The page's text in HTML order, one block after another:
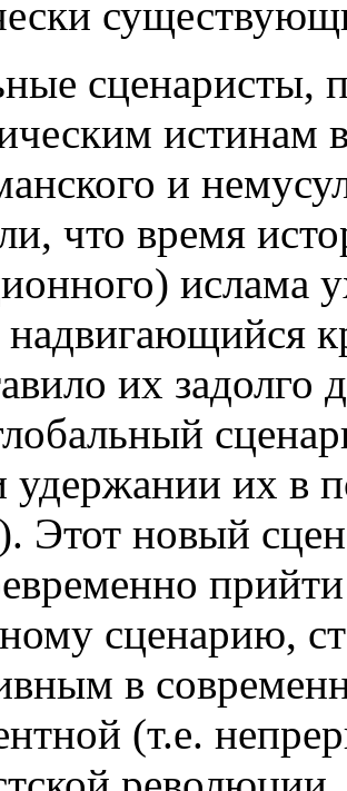
сценаристы,
истинам
и
что время
ислама
их задолго
удержании их в
Этот новый
сценарию,
в
(т.е.